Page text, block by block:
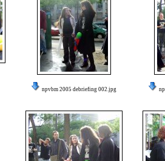
npvbm 2005 debriefing 002.jpg